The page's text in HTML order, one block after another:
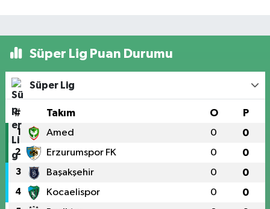
Süper Lig Puan Durumu
Süper Lig
# Takım O P
1 Amed 0 0
2 Erzurumspor FK 0 0
3 Başakşehir 0 0
4 Kocaelispor 0 0